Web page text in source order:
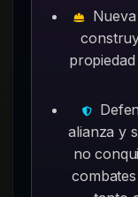
alianza y
no